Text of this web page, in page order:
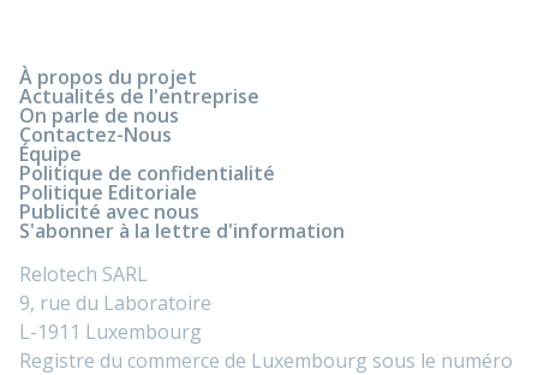
À propos du projet
Actualités de l'entreprise
On parle de nous
Contactez-Nous
Équipe
Politique de confidentialité
Politique Editoriale
Publicité avec nous
S'abonner à la lettre d'information
Relotech SARL
9, rue du Laboratoire
L-1911 Luxembourg
Registre du commerce de Luxembourg sous le numéro